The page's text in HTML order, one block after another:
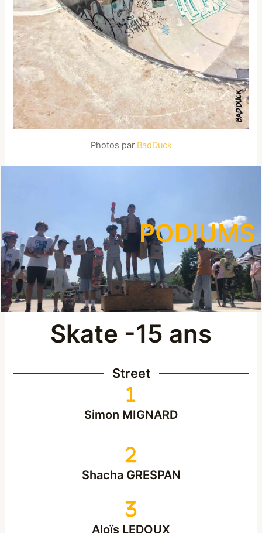
Photos par BadDuck
PODIUMS
Skate -15 ans
Street
Simon MIGNARD
Shacha GRESPAN
Aloïs LEDOUX